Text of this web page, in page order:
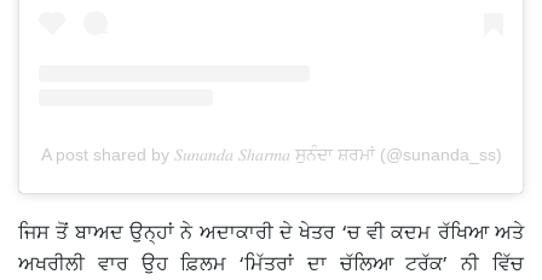
A post shared by 𝑆𝑢𝑛𝑎𝑛𝑑𝑎 𝑆ℎ𝑎𝑟𝑚𝑎 ਸੁਨੰਦਾ ਸ਼ਰਮਾਂ (@sunanda_ss)
ਜਿਸ ਤੋਂ ਬਾਅਦ ਉਨ੍ਹਾਂ ਨੇ ਅਦਾਕਾਰੀ ਦੇ ਖੇਤਰ ‘ਚ ਵੀ ਕਦਮ ਰੱਖਿਆ ਅਤੇ
ਅਖਰੀਲੀ ਵਾਰ ਉਹ ਫ਼ਿਲਮ ‘ਮਿੱਤਰਾਂ ਦਾ ਚੱਲਿਆ ਟਰੱਕ’ ਨੀ ਵਿੱਚ